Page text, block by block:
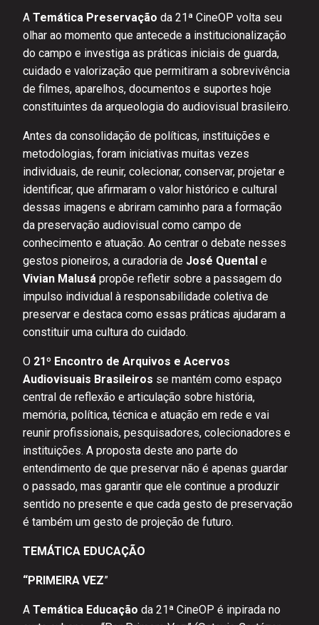
A Temática Preservação da 21ª CineOP volta seu
olhar ao momento que antecede a institucionalização
do campo e investiga as práticas iniciais de guarda,
cuidado e valorização que permitiram a sobrevivência
de filmes, aparelhos, documentos e suportes hoje
constituintes da arqueologia do audiovisual brasileiro.
Antes da consolidação de políticas, instituições e
metodologias, foram iniciativas muitas vezes
individuais, de reunir, colecionar, conservar, projetar e
identificar, que afirmaram o valor histórico e cultural
dessas imagens e abriram caminho para a formação
da preservação audiovisual como campo de
conhecimento e atuação. Ao centrar o debate nesses
gestos pioneiros, a curadoria de José Quental e
Vivian Malusá propõe refletir sobre a passagem do
impulso individual à responsabilidade coletiva de
preservar e destaca como essas práticas ajudaram a
constituir uma cultura do cuidado.
O 21º Encontro de Arquivos e Acervos
Audiovisuais Brasileiros se mantém como espaço
central de reflexão e articulação sobre história,
memória, política, técnica e atuação em rede e vai
reunir profissionais, pesquisadores, colecionadores e
instituições. A proposta deste ano parte do
entendimento de que preservar não é apenas guardar
o passado, mas garantir que ele continue a produzir
sentido no presente e que cada gesto de preservação
é também um gesto de projeção de futuro.
TEMÁTICA EDUCAÇÃO
“PRIMEIRA VEZ”
A Temática Educação da 21ª CineOP é inpirada no